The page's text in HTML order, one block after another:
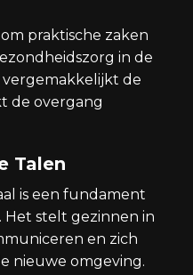
praktische zaken
in de
de
de overgang
Talen
is een fundament
Het stelt gezinnen in
en zich
nieuwe omgeving.